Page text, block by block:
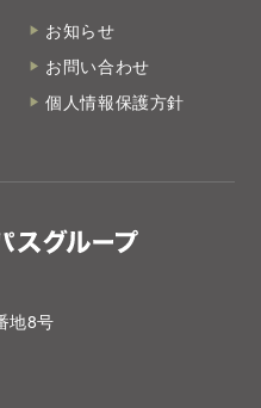
お知らせ
お問い合わせ
個人情報保護方針
地8号